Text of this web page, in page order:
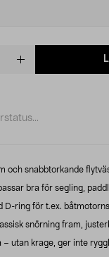
och snabbtorkande
bra för segling,
D-ring för t.ex.
snörning fram,
– utan krage, ger inte